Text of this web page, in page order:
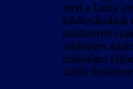
mert a Unity
kibányászásuk
módszerrel
szükséges
szükséges
utóbb